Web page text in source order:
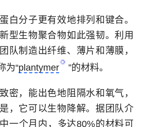
白分子更有效地排列和键合。
型生物聚合物如此强韧。利用
队制造出纤维、薄片和薄膜，
为“plantymer ”的材料。
密，能出色地阻隔水和氧气，
，它可以生物降解。据团队介
一个月内，多达80%的材料可